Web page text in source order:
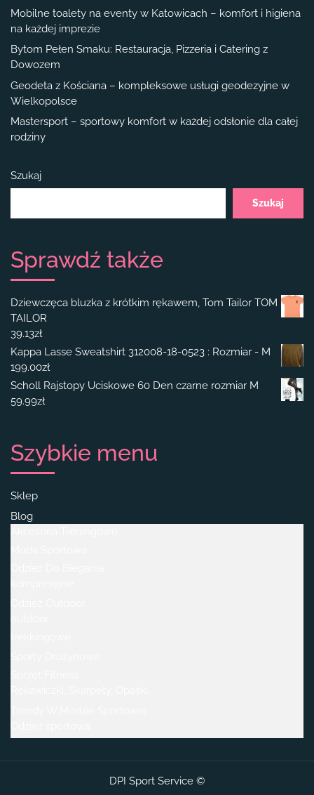
Mobilne toalety na eventy w Katowicach – komfort i higiena
na każdej imprezie
Bytom Pełen Smaku: Restauracja, Pizzeria i Catering z
Dowozem
Geodeta z Kościana – kompleksowe usługi geodezyjne w
Wielkopolsce
Mastersport – sportowy komfort w każdej odsłonie dla całej
rodziny
Szukaj
Szukaj
Sprawdź także
Dziewczęca bluzka z krótkim rękawem, Tom Tailor TOM
TAILOR
39.13zł
Kappa Lasse Sweatshirt 312008-18-0523 : Rozmiar - M
199.00zł
Scholl Rajstopy Uciskowe 60 Den czarne rozmiar M
59.99zł
Szybkie menu
Sklep
Blog
DPI Sport Service ©